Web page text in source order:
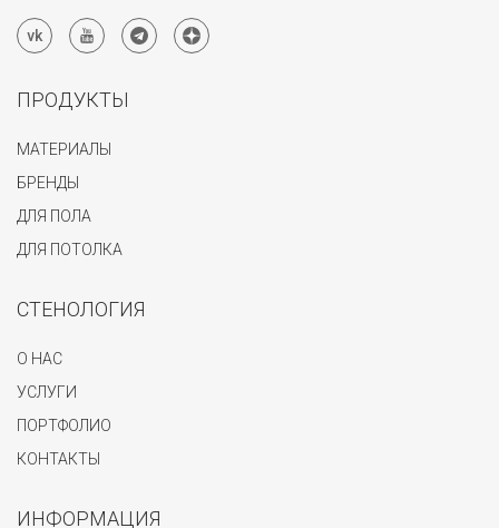
ПРОДУКТЫ
МАТЕРИАЛЫ
БРЕНДЫ
ДЛЯ ПОЛА
ДЛЯ ПОТОЛКА
СТЕНОЛОГИЯ
О НАС
УСЛУГИ
ПОРТФОЛИО
КОНТАКТЫ
ИНФОРМАЦИЯ